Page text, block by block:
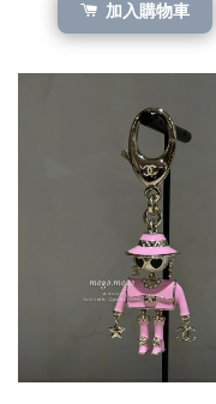
加入購物車